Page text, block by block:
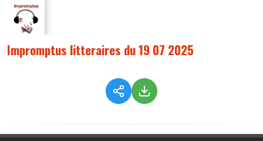
Impromptus litteraires du 19 07 2025